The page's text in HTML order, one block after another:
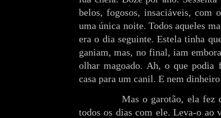
belos, fogosos, insaciáveis, com
uma única noite. Todos aqueles
era o dia seguinte. Estela tinha
ganiam, mas, no final, iam
olhar magoado. Ah, o que podia
casa para um canil. E nem
Mas o garotão, ela fez
todos os dias com ele. Leva-o ao